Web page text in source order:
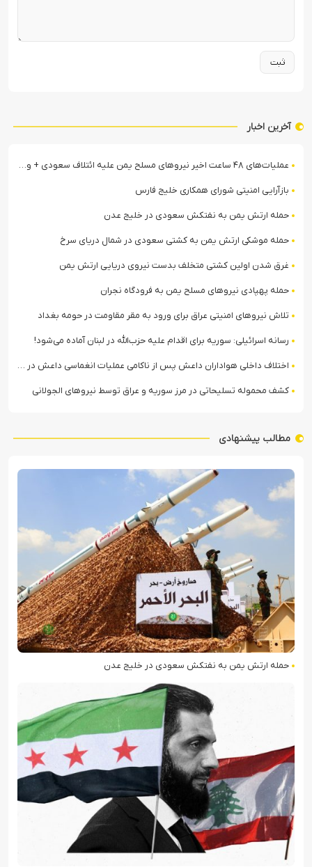
آخرین اخبار
عملیات‌های ۴۸ ساعت اخیر نیروهای مسلح یمن علیه ائتلاف سعودی + ویدیو
بازآرایی امنیتی شورای همکاری خلیج فارس
حمله ارتش یمن به نفتکش سعودی در خلیج عدن
حمله موشکی ارتش یمن به کشتی سعودی در شمال دریای سرخ
غرق شدن اولین کشتی متخلف بدست نیروی دریایی ارتش یمن
حمله پهپادی نیروهای مسلح یمن به فرودگاه نجران
تلاش نیروهای امنیتی عراق برای ورود به مقر مقاومت در حومه بغداد
رسانه اسرائیلی: سوریه برای اقدام علیه حزب‌الله در لبنان آماده می‌شود!
اختلاف داخلی هواداران داعش پس از ناکامی عملیات انغماسی داعش در رقه
کشف محموله تسلیحاتی در مرز سوریه و عراق توسط نیروهای الجولانی
مطالب پیشنهادی
حمله ارتش یمن به نفتکش سعودی در خلیج عدن